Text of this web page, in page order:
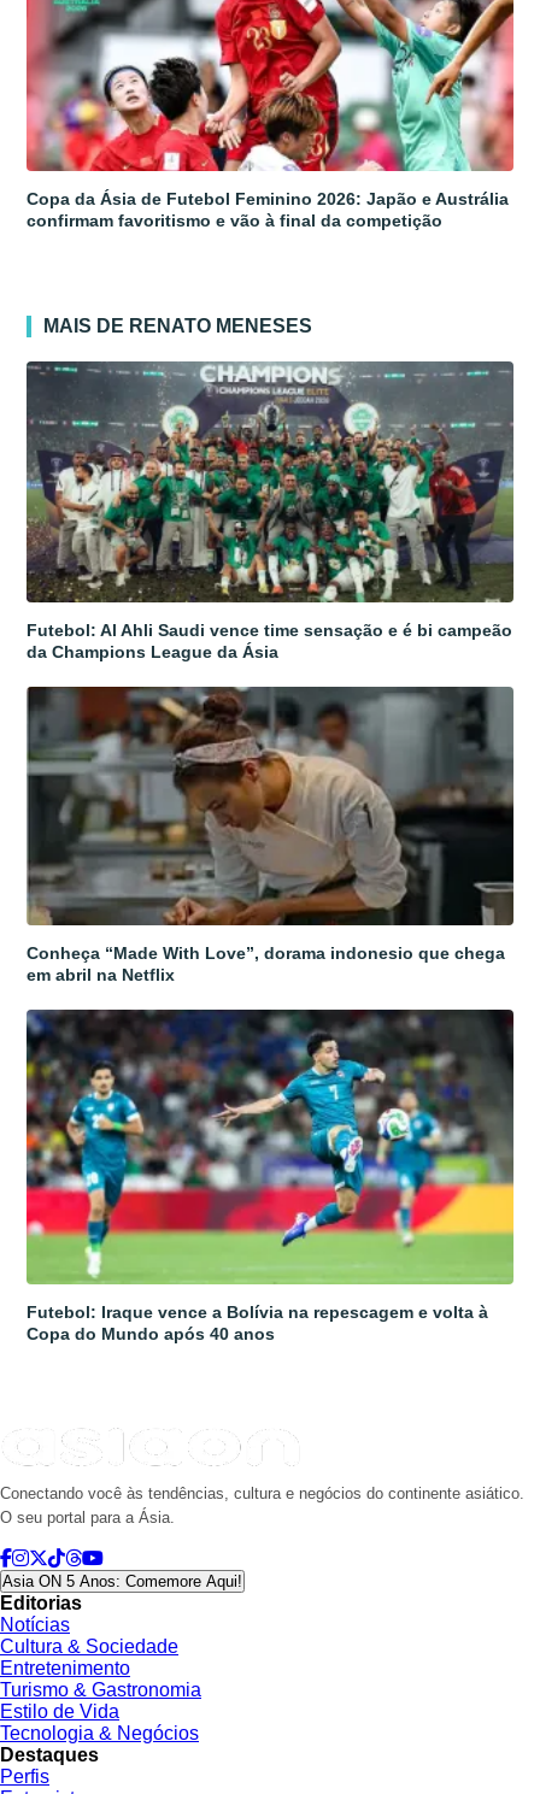
Copa da Ásia de Futebol Feminino 2026: Japão e Austrália
confirmam favoritismo e vão à final da competição
MAIS DE RENATO MENESES
Futebol: Al Ahli Saudi vence time sensação e é bi campeão
da Champions League da Ásia
Conheça “Made With Love”, dorama indonesio que chega
em abril na Netflix
Futebol: Iraque vence a Bolívia na repescagem e volta à
Copa do Mundo após 40 anos
Conectando você às tendências, cultura e negócios do continente asiático.
O seu portal para a Ásia.
Asia ON 5 Anos: Comemore Aqui!
Editorias
Notícias
Cultura & Sociedade
Entretenimento
Turismo & Gastronomia
Estilo de Vida
Tecnologia & Negócios
Destaques
Perfis